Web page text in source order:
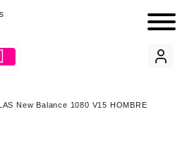
New Balance 1080 V15 HOMBRE